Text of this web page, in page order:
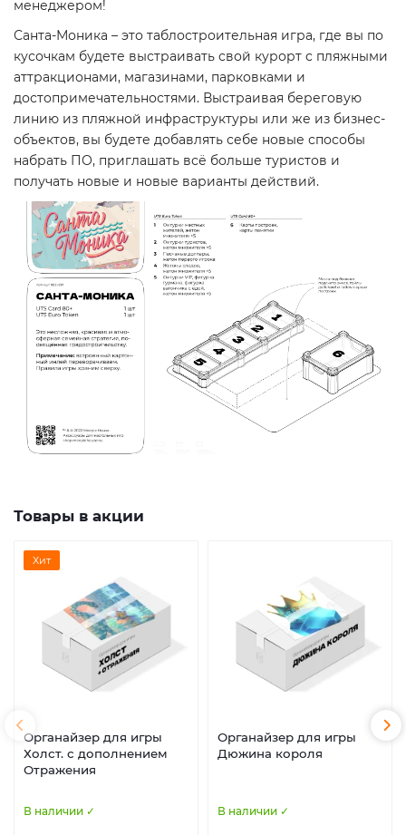
менеджером!
Санта-Моника – это таблостроительная игра, где вы по
кусочкам будете выстраивать свой курорт с пляжными
аттракционами, магазинами, парковками и
достопримечательностями. Выстраивая береговую
линию из пляжной инфраструктуры или же из бизнес-
объектов, вы будете добавлять себе новые способы
набрать ПО, приглашать всё больше туристов и
получать новые и новые варианты действий.
Товары в акции
Хит
Органайзер для игры
Холст. с дополнением
Отражения
В наличии ✓
Органайзер для игры
Дюжина короля
В наличии ✓